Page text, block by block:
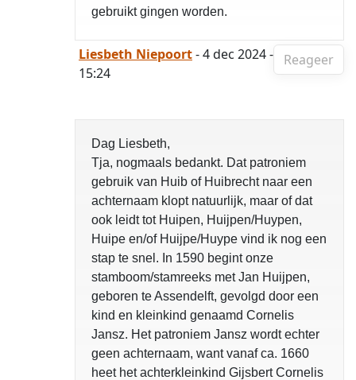
gebruikt gingen worden.
Reageer
Liesbeth Niepoort- 4 dec 2024 -
15:24
Dag Liesbeth,
Tja, nogmaals bedankt. Dat patroniem
gebruik van Huib of Huibrecht naar een
achternaam klopt natuurlijk, maar of dat
ook leidt tot Huipen, Huijpen/Huypen,
Huipe en/of Huijpe/Huype vind ik nog een
stap te snel. In 1590 begint onze
stamboom/stamreeks met Jan Huijpen,
geboren te Assendelft, gevolgd door een
kind en kleinkind genaamd Cornelis
Jansz. Het patroniem Jansz wordt echter
geen achternaam, want vanaf ca. 1660
heet het achterkleinkind Gijsbert Cornelis